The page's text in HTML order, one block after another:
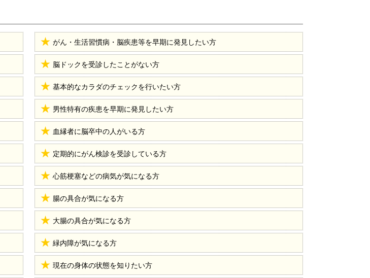
がん・生活習慣病・脳疾患等を早期に発見したい方
脳ドックを受診したことがない方
基本的なカラダのチェックを行いたい方
男性特有の疾患を早期に発見したい方
血縁者に脳卒中の人がいる方
定期的にがん検診を受診している方
心筋梗塞などの病気が気になる方
腸の具合が気になる方
大腸の具合が気になる方
緑内障が気になる方
現在の身体の状態を知りたい方